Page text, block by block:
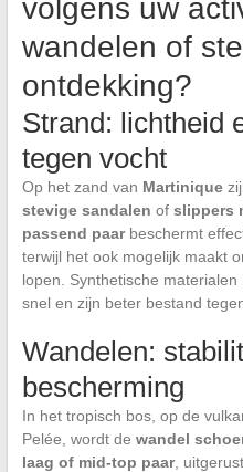
volgens uw
wandelen of
ontdekking?
Strand: lichtheid
tegen vocht
Op het zand van Martinique
stevige sandalen of slippers
passend paarbeschermt
terwijl het ook mogelijk maakt
lopen. Synthetische
snel en zijn beter bestand
Wandelen:
bescherming
In het tropisch bos, op de
Pelée, wordt de wandel
laag of mid-top paar,